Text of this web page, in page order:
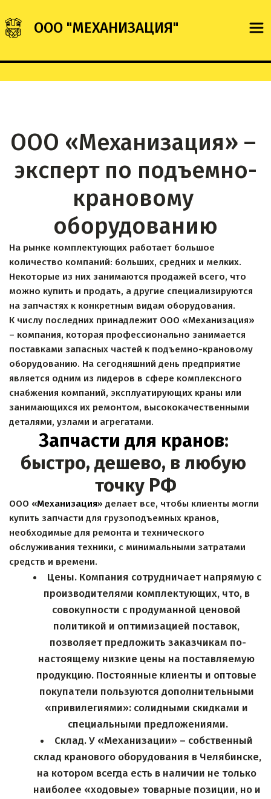
ООО "МЕХАНИЗАЦИЯ"
ООО «Механизация» –
эксперт по подъемно-
крановому
оборудованию
На рынке комплектующих работает большое
количество компаний: больших, средних и мелких.
Некоторые из них занимаются продажей всего, что
можно купить и продать, а другие специализируются
на запчастях к конкретным видам оборудования.
К числу последних принадлежит ООО «Механизация»
– компания, которая профессионально занимается
поставками запасных частей к подъемно-крановому
оборудованию. На сегодняшний день предприятие
является одним из лидеров в сфере комплексного
снабжения компаний, эксплуатирующих краны или
занимающихся их ремонтом, высококачественными
деталями, узлами и агрегатами.
Запчасти для кранов:
быстро, дешево, в любую
точку РФ
ООО «Механизация» делает все, чтобы клиенты могли
купить запчасти для грузоподъемных кранов,
необходимые для ремонта и технического
обслуживания техники, с минимальными затратами
средств и времени.
Цены. Компания сотрудничает напрямую с
производителями комплектующих, что, в
совокупности с продуманной ценовой
политикой и оптимизацией поставок,
позволяет предложить заказчикам по-
настоящему низкие цены на поставляемую
продукцию. Постоянные клиенты и оптовые
покупатели пользуются дополнительными
«привилегиями»: солидными скидками и
специальными предложениями.
Склад. У «Механизации» – собственный
склад кранового оборудования в Челябинске,
на котором всегда есть в наличии не только
наиболее «ходовые» товарные позиции, но и